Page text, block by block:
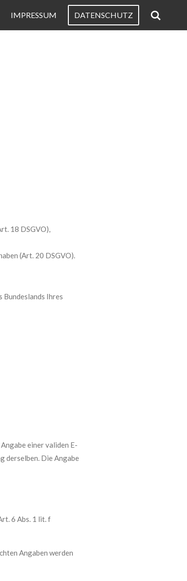
IMPRESSUM DATENSCHUTZ
18 DSGVO),
(Art. 20 DSGVO).
Bundeslands Ihres
einer validen E-
derselben. Die Angabe
6 Abs. 1 lit. f
Angaben werden